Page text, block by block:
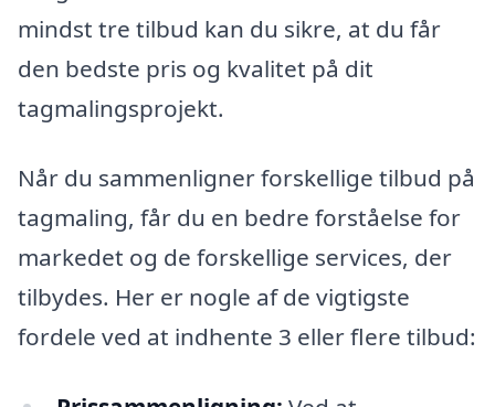
mindst tre tilbud kan du sikre, at du får
den bedste pris og kvalitet på dit
tagmalingsprojekt.
Når du sammenligner forskellige tilbud på
tagmaling, får du en bedre forståelse for
markedet og de forskellige services, der
tilbydes. Her er nogle af de vigtigste
fordele ved at indhente 3 eller flere tilbud: